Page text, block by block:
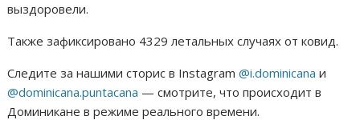
выздоровели.
Также зафиксировано 4329 летальных случаях от ковид.
Следите за нашими сторис в Instagram@i.dominicana и
@dominicana.puntacana — смотрите, что происходит в
Доминикане в режиме реального времени.